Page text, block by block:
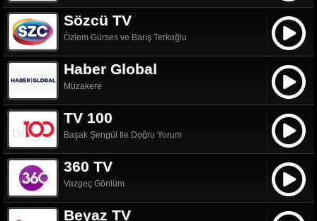
Sözcü TV
Özlem Gürses ve Barış Terkoğlu
Haber Global
Müzakere
TV 100
Başak Şengül Ile Doğru Yorum
360 TV
Vazgeç Gönlüm
Beyaz TV